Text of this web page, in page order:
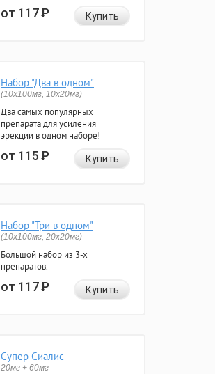
от 117Р Купить
Набор "Два в одном"
(10x100мг, 10x20мг)
Два самых популярных
препарата для усиления
эрекции в одном наборе!
от 115Р Купить
Набор "Три в одном"
(10x100мг, 20x20мг)
Большой набор из 3-х
препаратов.
от 117Р Купить
Супер Сиалис
20мг + 60мг